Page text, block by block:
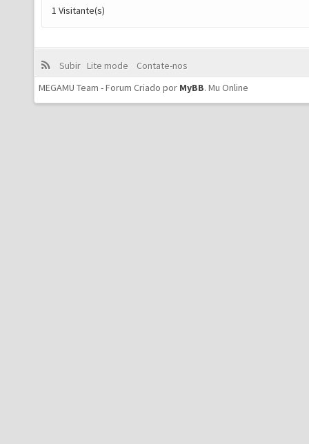
1 Visitante(s)
Subir Lite mode
Contate-nos
MEGAMU Team - Forum Criado por MyBB. Mu Online